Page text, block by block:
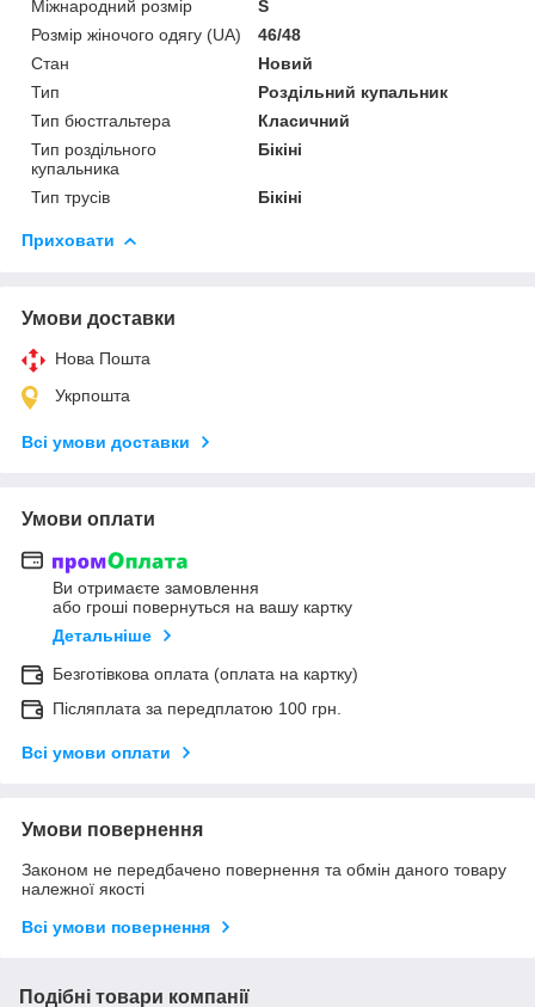
Міжнародний розмір
S
Розмір жіночого одягу (UA)
46/48
Стан
Новий
Тип
Роздільний купальник
Тип бюстгальтера
Класичний
Тип роздільного
купальника
Бікіні
Тип трусів Бікіні
Приховати
Умови доставки
Нова Пошта
Укрпошта
Всі умови доставки
Умови оплати
Ви отримаєте замовлення
або гроші повернуться на вашу картку
Детальніше
Безготівкова оплата (оплата на картку)
Післяплата за передплатою 100 грн.
Всі умови оплати
Умови повернення
Законом не передбачено повернення та обмін даного товару
належної якості
Всі умови повернення
Подібні товари компанії